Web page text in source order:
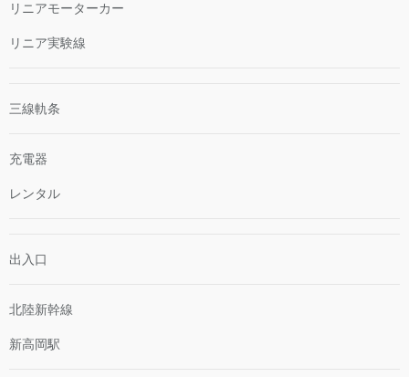
リニアモーターカー
リニア実験線
三線軌条
充電器
レンタル
出入口
北陸新幹線
新高岡駅